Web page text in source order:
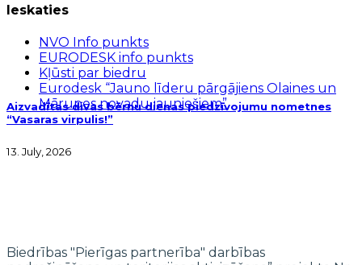
Aizvadītas divas bērnu dienas piedzīvojumu nometnes
“Vasaras virpulis!”
13. July, 2026
Ieskaties
NVO Info punkts
EURODESK info punkts
Kļūsti par biedru
Eurodesk “Jauno līderu pārgājiens Olaines un
Mārupes novadu jauniešiem”
Biedrības "Pierīgas partnerība" darbības